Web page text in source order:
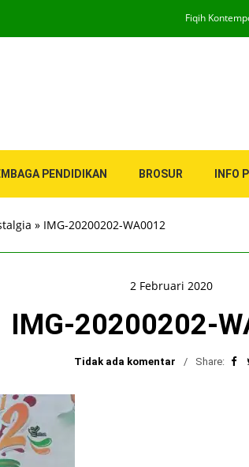
Fiqih
PENDIDIKAN BROSUR INFO
» IMG-20200202-WA0012
2 Februari 2020
IMG-20200202-
Tidak ada komentar Share: